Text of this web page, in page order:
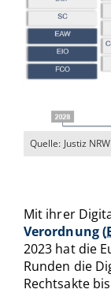
Quelle: Justiz NRW
Mit ihrer
Verordnung (
2023 hat die
Runden die
Rechtsakte